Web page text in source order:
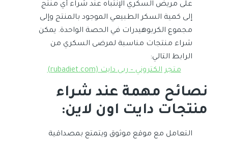
على مريض السكري الإنتباه عند شراء أي منتج
إلى كمية السكر الطبيعي الموجود بالمنتج وإلى
مجموع الكربوهيدرات في الحصة الواحدة. يمكن
شراء منتجات مناسبة لمرضى السكري من
الرابط التالي:
متجر الكتروني – ربى دايت (rubadiet.com)
نصائح مهمة عند شراء
منتجات دايت اون لاين:
التعامل مع موقع موثوق ويتمتع بمصداقية